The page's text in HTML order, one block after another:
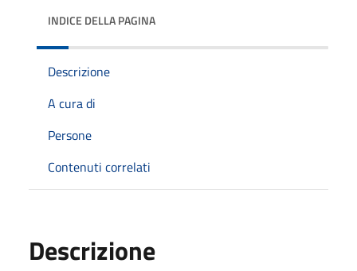
INDICE DELLA PAGINA
Descrizione
A cura di
Persone
Contenuti correlati
Descrizione